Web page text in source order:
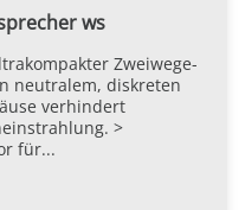
ws
Zweiwege-
neutralem, diskreten
verhindert
>
für...